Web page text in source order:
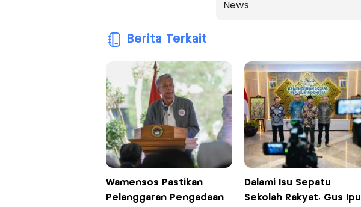
News
Berita Terkait
Wamensos Pastikan
Pelanggaran Pengadaan
Dalami Isu Sepatu
Sekolah Rakyat, Gus Ipul